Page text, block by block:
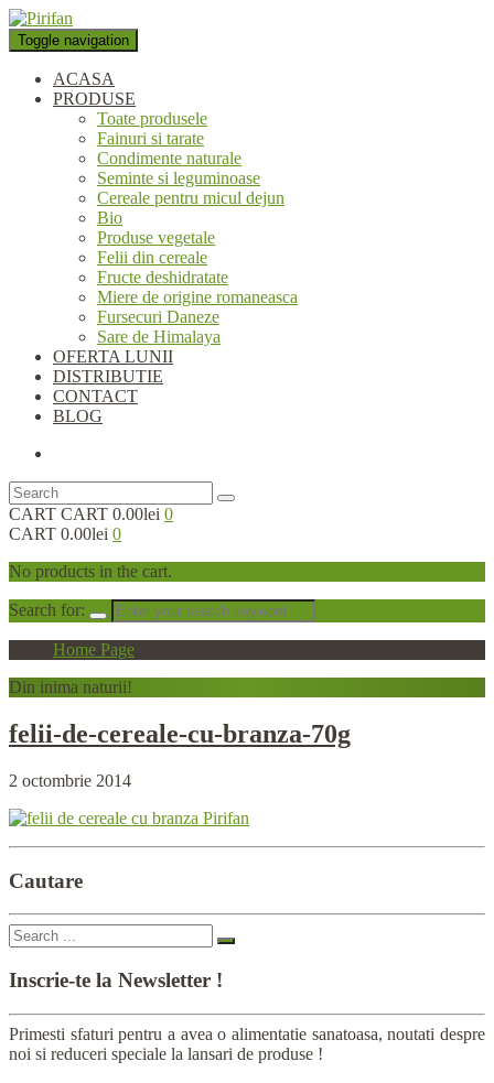
Toggle navigation
ACASA
PRODUSE
Toate produsele
Fainuri si tarate
Condimente naturale
Seminte si leguminoase
Cereale pentru micul dejun
Bio
Produse vegetale
Felii din cereale
Fructe deshidratate
Miere de origine romaneasca
Fursecuri Daneze
Sare de Himalaya
OFERTA LUNII
DISTRIBUTIE
CONTACT
BLOG
CART CART 0.00lei 0
CART 0.00lei 0
No products in the cart.
Search for:
Home Page
Din inima naturii!
felii-de-cereale-cu-branza-70g
2 octombrie 2014
Cautare
Inscrie-te la Newsletter !
Primesti sfaturi pentru a avea o alimentatie sanatoasa, noutati despre
noi si reduceri speciale la lansari de produse !
personaliza conținutul și anunțurile, pentru a oferi funcții de rețele
sociale și pentru a analiza traficul. De asemenea, le oferim partenerilor
de rețele sociale, de publicitate și de analize informații cu privire la
modul în care folosiți site-ul nostru. Aceștia le pot combina cu alte
informații oferite de dvs. sau culese în urma folosirii serviciilor lor.
Okay, thanks